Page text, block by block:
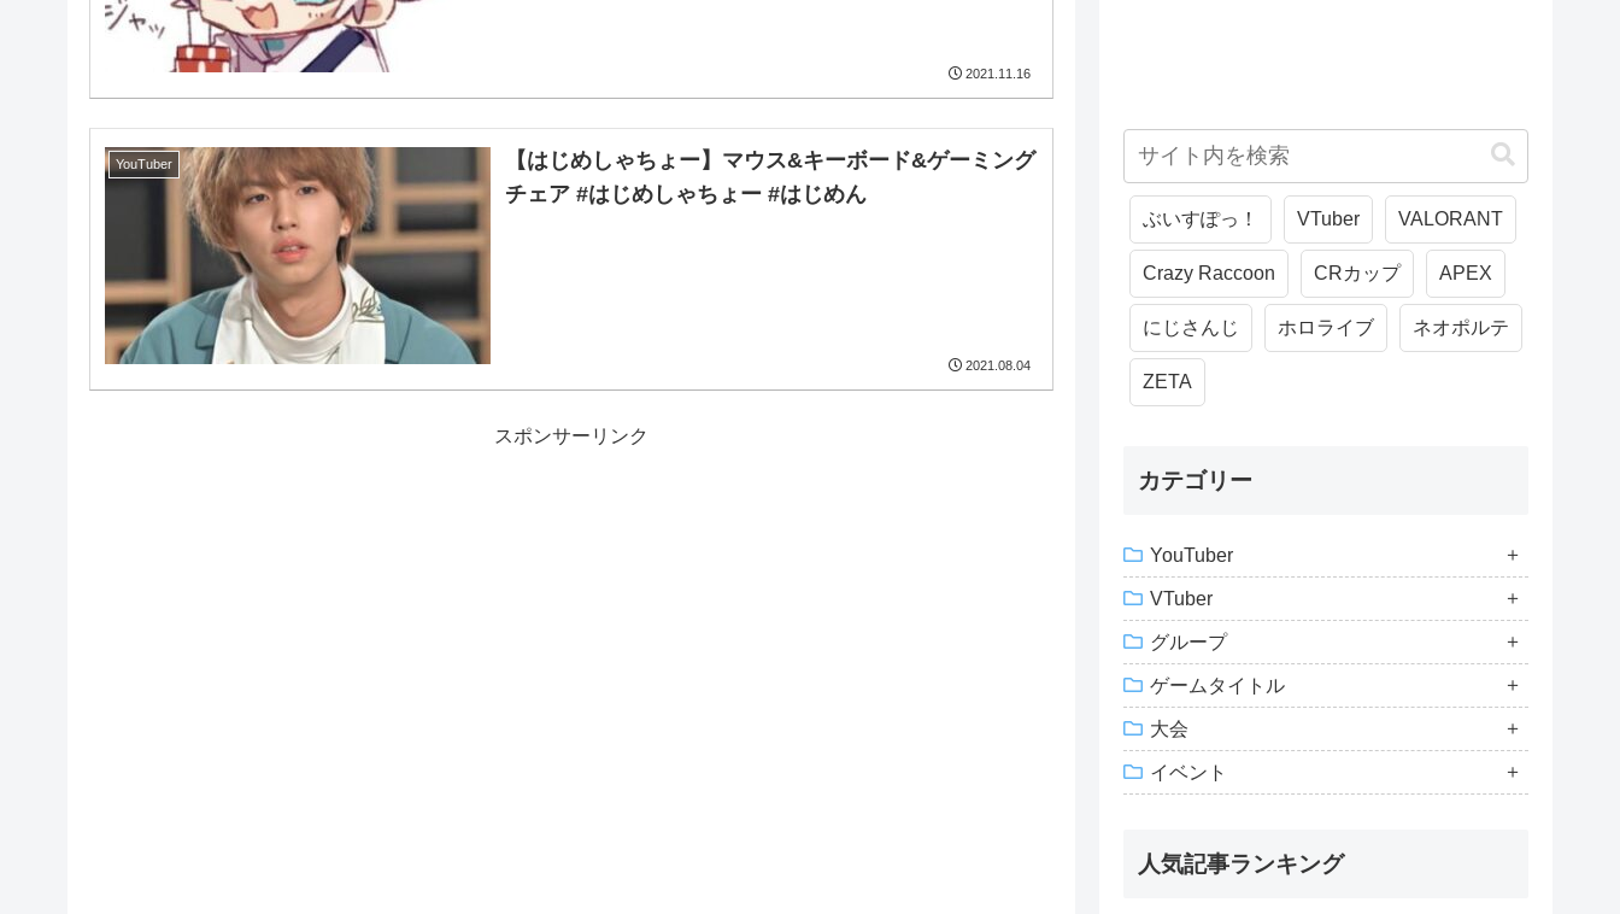
2021.11.16
YouTuber
【はじめしゃちょー】マウス&キーボード&ゲーミング
チェア #はじめしゃちょー #はじめん
2021.08.04
スポンサーリンク
ぶいすぽっ！ VTuber VALORANT
Crazy Raccoon CRカップ APEX
にじさんじ ホロライブ ネオポルテ
ZETA
カテゴリー
YouTuber
VTuber
グループ
ゲームタイトル
大会
イベント
人気記事ランキング